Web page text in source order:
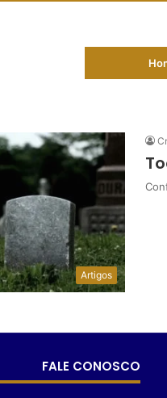
Artigos
FALE CONOSCO